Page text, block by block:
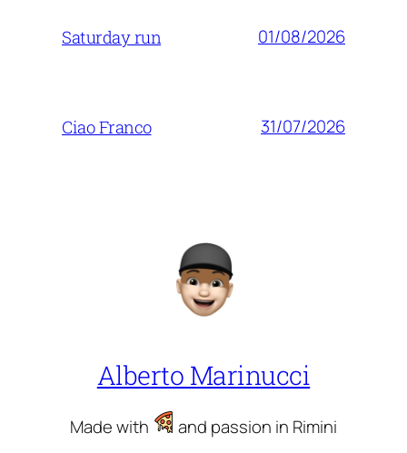
Saturday run 01/08/2026
Ciao Franco 31/07/2026
Alberto Marinucci
Made with and passion in Rimini